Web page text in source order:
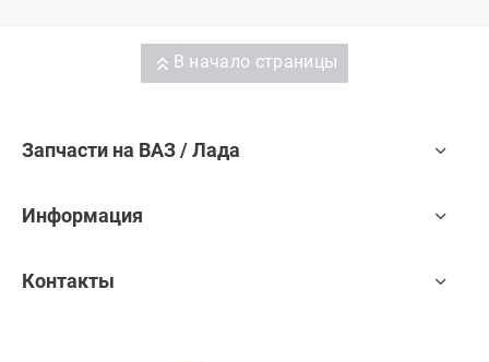
В начало страницы
Запчасти на ВАЗ / Лада
Информация
Контакты